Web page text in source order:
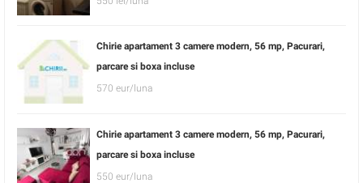
Chirie apartament 3 camere modern, 56 mp, Pacurari,
parcare si boxa incluse
570 eur/luna
Chirie apartament 3 camere modern, 56 mp, Pacurari,
parcare si boxa incluse
550 eur/luna